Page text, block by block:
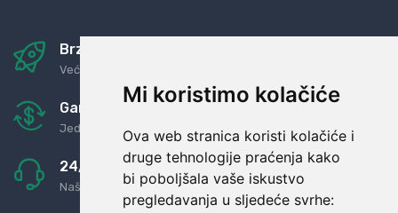
Mi koristimo kolačiće
Ova web stranica koristi kolačiće i
druge tehnologije praćenja kako
bi poboljšala vaše iskustvo
pregledavanja u sljedeće svrhe:
Brza i sigurna dostava
Već za nekoliko dana kod vas
Garancija u povrat novaca
Jednostavno pravilo: Roba za novac
24/7 odlična podrška
Naši agenti uvijek na raspolaganju